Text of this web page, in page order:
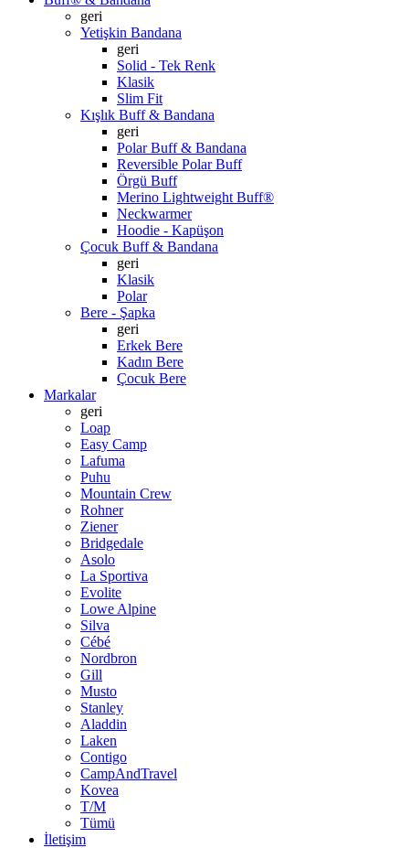
geri
Yetişkin Bandana
geri
Solid - Tek Renk
Klasik
Slim Fit
Kışlık Buff & Bandana
geri
Polar Buff & Bandana
Reversible Polar Buff
Örgü Buff
Merino Lightweight Buff®
Neckwarmer
Hoodie - Kapüşon
Çocuk Buff & Bandana
geri
Klasik
Polar
Bere - Şapka
geri
Erkek Bere
Kadın Bere
Çocuk Bere
Markalar
geri
Loap
Easy Camp
Lafuma
Puhu
Mountain Crew
Rohner
Ziener
Bridgedale
Asolo
La Sportiva
Evolite
Lowe Alpine
Silva
Cébé
Nordbron
Gill
Musto
Stanley
Aladdin
Laken
Contigo
CampAndTravel
Kovea
T/M
Tümü
İletişim